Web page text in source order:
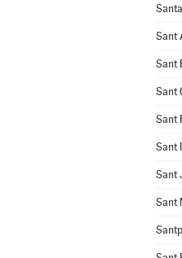
Sant
Sant
Sant
Sant
Sant
Sant
Sant